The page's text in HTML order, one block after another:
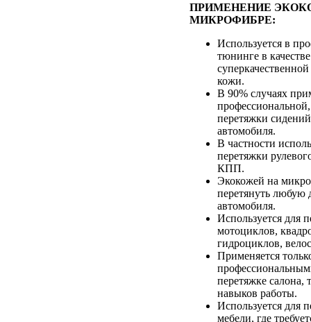
ПРИМЕНЕНИЕ
МИКРОФИБРЕ:
Используется в
тюнинге в
кожи.
В 90% случаях
перетяжки
автомобиля.
В частности
перетяжки
КПП.
Экокожей на
перетянуть любую
автомобиля.
Используется для
мотоциклов,
гидроциклов,
Применяется
перетяжке салона,
навыков работы.
Используется для
мебели, где